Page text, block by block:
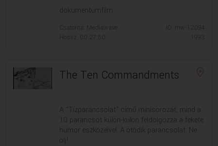
dokumentumfilm
Csatorna: Mediawave
Hossz: 00:27:50
ID: mw-12094
The Ten Commandments
A "Tízparancsolat" című minisorozat, mind a
10 parancsot külön-külön feldolgozza a fekete
humor eszközeivel. A ötödik parancsolat: Ne
ölj!